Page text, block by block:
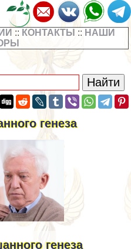
:: КОНТАКТЫ :: НАШИ
генеза
генеза